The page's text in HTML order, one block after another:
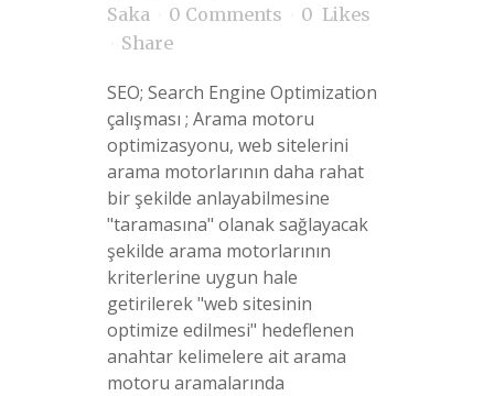
Saka
0 Comments 0 Likes
Share
SEO; Search Engine Optimization
çalışması ; Arama motoru
optimizasyonu, web sitelerini
arama motorlarının daha rahat
bir şekilde anlayabilmesine
"taramasına" olanak sağlayacak
şekilde arama motorlarının
kriterlerine uygun hale
getirilerek "web sitesinin
optimize edilmesi" hedeflenen
anahtar kelimelere ait arama
motoru aramalarında